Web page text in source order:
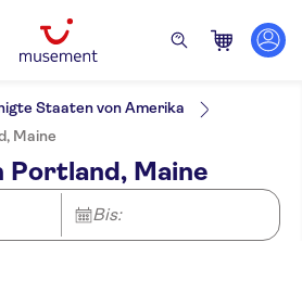
Max.
Führungen
Staaten von Amerika
Maine
Maine
Bis: